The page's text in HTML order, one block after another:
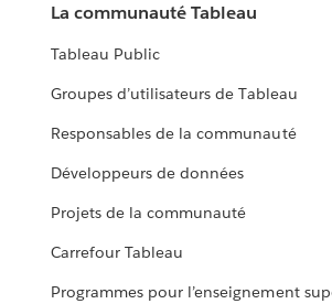
La communauté Tableau
Tableau Public
Groupes d’utilisateurs de Tableau
Responsables de la communauté
Développeurs de données
Projets de la communauté
Carrefour Tableau
Programmes pour l’enseignement